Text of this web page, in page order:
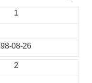
1
98-08-26
2